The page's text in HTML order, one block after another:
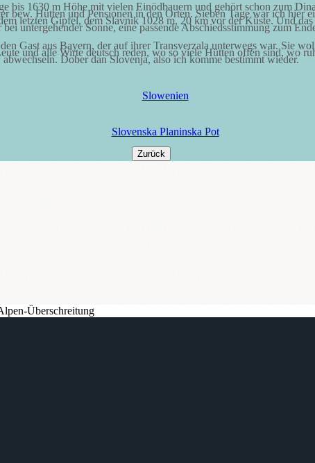
bis 1630 m Höhe mit vielen Einödbauern und gehört schon zum
bew. Hütten und Pensionen in den Orten. Sieben Tage war ich hier
letzten Gipfel, dem Slavnik 1028 m, 20 km vor der Küste. Und
untergehender Sonne, eine passende Abschiedsstimmung zum
Gast aus Bayern, der auf ihrer Transverzala unterwegs war. Sie
und alle Wirte deutsch reden, wo so viele Hütten offen sind, wo
abwechseln. Dober dan Slovenja, also ich komme bestimmt wieder.
Slowenien
Slovenska Planinska Pot
Zurück
Überschreitung